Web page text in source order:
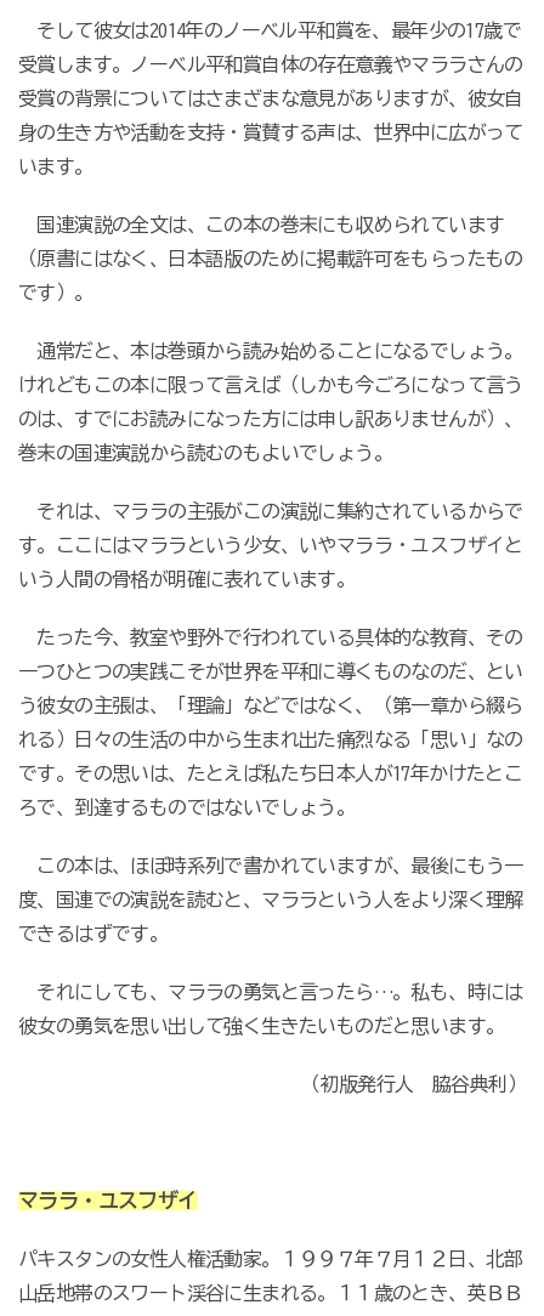
そして彼女は2014年のノーベル平和賞を、最年少の17歳で
受賞します。ノーベル平和賞自体の存在意義やマララさんの
受賞の背景についてはさまざまな意見がありますが、彼女自
身の生き方や活動を支持・賞賛する声は、世界中に広がって
います。
国連演説の全文は、この本の巻末にも収められています
（原書にはなく、日本語版のために掲載許可をもらったもの
です）。
通常だと、本は巻頭から読み始めることになるでしょう。
けれどもこの本に限って言えば（しかも今ごろになって言う
のは、すでにお読みになった方には申し訳ありませんが）、
巻末の国連演説から読むのもよいでしょう。
それは、マララの主張がこの演説に集約されているからで
す。ここにはマララという少女、いやマララ・ユスフザイと
いう人間の骨格が明確に表れています。
たった今、教室や野外で行われている具体的な教育、その
一つひとつの実践こそが世界を平和に導くものなのだ、とい
う彼女の主張は、「理論」などではなく、（第一章から綴ら
れる）日々の生活の中から生まれ出た痛烈なる「思い」なの
です。その思いは、たとえば私たち日本人が17年かけたとこ
ろで、到達するものではないでしょう。
この本は、ほぼ時系列で書かれていますが、最後にもう一
度、国連での演説を読むと、マララという人をより深く理解
できるはずです。
それにしても、マララの勇気と言ったら…。私も、時には
彼女の勇気を思い出して強く生きたいものだと思います。
（初版発行人 脇谷典利）
マララ・ユスフザイ
パキスタンの女性人権活動家。１９９７年７月１２日、北部
山岳地帯のスワート渓谷に生まれる。１１歳のとき、英ＢＢ